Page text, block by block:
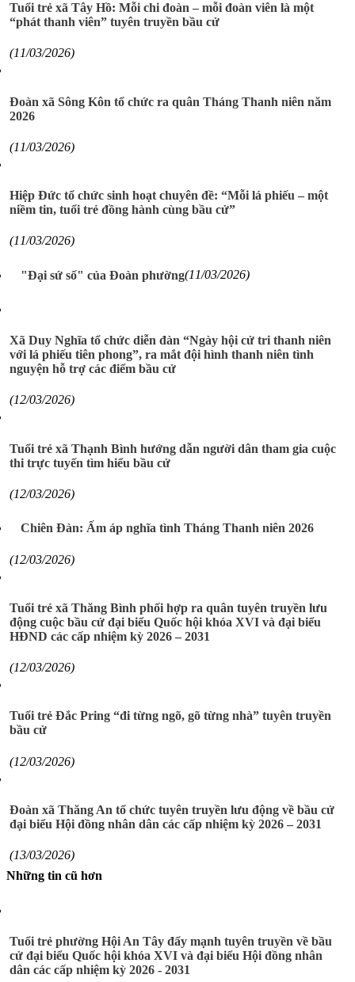
Tuổi trẻ xã Tây Hồ: Mỗi chi đoàn – mỗi đoàn viên là một
“phát thanh viên” tuyên truyền bầu cử
(11/03/2026)
Đoàn xã Sông Kôn tổ chức ra quân Tháng Thanh niên năm
2026
(11/03/2026)
Hiệp Đức tổ chức sinh hoạt chuyên đề: “Mỗi lá phiếu – một
niềm tin, tuổi trẻ đồng hành cùng bầu cử”
(11/03/2026)
"Đại sứ số" của Đoàn phường(11/03/2026)
Xã Duy Nghĩa tổ chức diễn đàn “Ngày hội cử tri thanh niên
với lá phiếu tiên phong”, ra mắt đội hình thanh niên tình
nguyện hỗ trợ các điểm bầu cử
(12/03/2026)
Tuổi trẻ xã Thạnh Bình hướng dẫn người dân tham gia cuộc
thi trực tuyến tìm hiểu bầu cử
(12/03/2026)
Chiên Đàn: Ấm áp nghĩa tình Tháng Thanh niên 2026
(12/03/2026)
Tuổi trẻ xã Thăng Bình phối hợp ra quân tuyên truyền lưu
động cuộc bầu cử đại biểu Quốc hội khóa XVI và đại biểu
HĐND các cấp nhiệm kỳ 2026 – 2031
(12/03/2026)
Tuổi trẻ Đắc Pring “đi từng ngõ, gõ từng nhà” tuyên truyền
bầu cử
(12/03/2026)
Đoàn xã Thăng An tổ chức tuyên truyền lưu động về bầu cử
đại biểu Hội đồng nhân dân các cấp nhiệm kỳ 2026 – 2031
(13/03/2026)
Những tin cũ hơn
Tuổi trẻ phường Hội An Tây đẩy mạnh tuyên truyền về bầu
cử đại biểu Quốc hội khóa XVI và đại biểu Hội đồng nhân
dân các cấp nhiệm kỳ 2026 - 2031